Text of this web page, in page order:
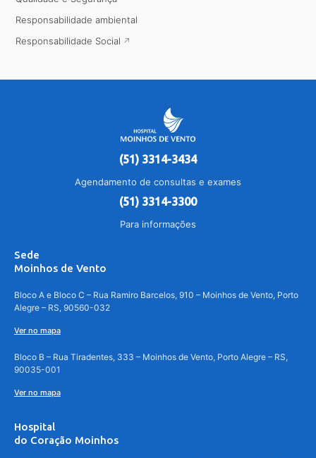
Responsabilidade ambiental
Responsabilidade Social
(51) 3314-3434
Agendamento de consultas e exames
(51) 3314-3300
Para informações
Sede
Moinhos de Vento
Bloco A e Bloco C – Rua Ramiro Barcelos, 910 – Moinhos de Vento, Porto
Alegre – RS, 90560-032
Ver no mapa
Bloco B – Rua Tiradentes, 333 – Moinhos de Vento, Porto Alegre – RS,
90035-001
Ver no mapa
Hospital
do Coração Moinhos